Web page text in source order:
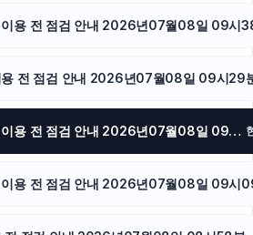
인스타그램 좋아요 구매
이용 전 점검 안내 2026년07월08일 09시
용 전 점검 안내 2026년07월08일 09시29
트립닷컴할인코드 이용 전 점검 안내 2026년07월08일 09시21분
이용 전 점검 안내 2026년07월08일 09시